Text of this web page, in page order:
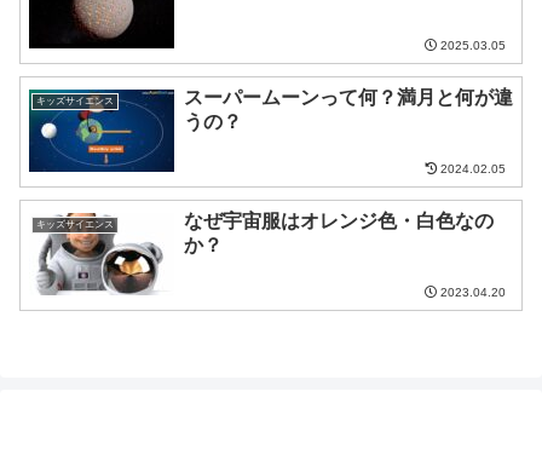
2025.03.05
キッズサイエンス
スーパームーンって何？満月と何が違
うの？
2024.02.05
キッズサイエンス
なぜ宇宙服はオレンジ色・白色なの
か？
2023.04.20